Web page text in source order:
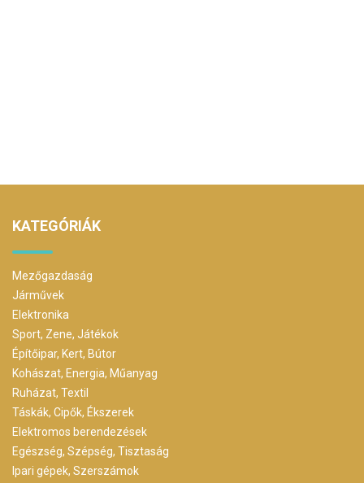
KATEGÓRIÁK
Mezőgazdaság
Járművek
Elektronika
Sport, Zene, Játékok
Építőipar, Kert, Bútor
Kohászat, Energia, Műanyag
Ruházat, Textil
Táskák, Cipők, Ékszerek
Elektromos berendezések
Egészség, Szépség, Tisztaság
Ipari gépek, Szerszámok